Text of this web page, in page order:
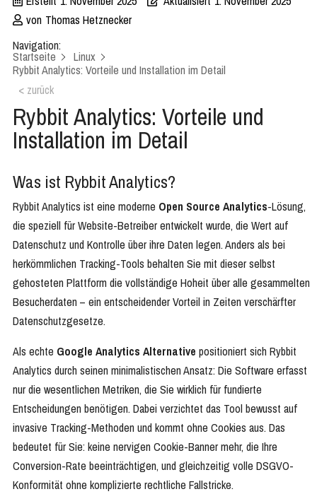
von Thomas Hetznecker
Navigation:
Startseite
Linux
Rybbit Analytics: Vorteile und Installation im Detail
< zurück
Rybbit Analytics: Vorteile und
Installation im Detail
Was ist Rybbit Analytics?
Rybbit Analytics ist eine moderne Open Source Analytics-Lösung,
die speziell für Website-Betreiber entwickelt wurde, die Wert auf
Datenschutz und Kontrolle über ihre Daten legen. Anders als bei
herkömmlichen Tracking-Tools behalten Sie mit dieser selbst
gehosteten Plattform die vollständige Hoheit über alle gesammelten
Besucherdaten – ein entscheidender Vorteil in Zeiten verschärfter
Datenschutzgesetze.
Als echte Google Analytics Alternative positioniert sich Rybbit
Analytics durch seinen minimalistischen Ansatz: Die Software erfasst
nur die wesentlichen Metriken, die Sie wirklich für fundierte
Entscheidungen benötigen. Dabei verzichtet das Tool bewusst auf
invasive Tracking-Methoden und kommt ohne Cookies aus. Das
bedeutet für Sie: keine nervigen Cookie-Banner mehr, die Ihre
Conversion-Rate beeinträchtigen, und gleichzeitig volle DSGVO-
Konformität ohne komplizierte rechtliche Fallstricke.